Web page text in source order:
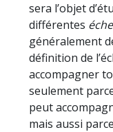
sera l’objet
différentes
généralement
définition de
accompagner
seulement
peut
mais aussi